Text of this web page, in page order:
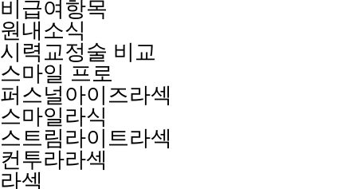
비급여항목
원내소식
시력교정술 비교
스마일 프로
퍼스널아이즈라섹
스마일라식
스트림라이트라섹
컨투라라섹
라섹